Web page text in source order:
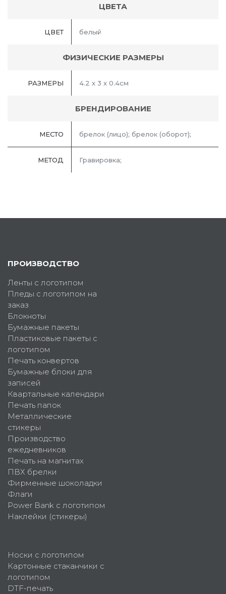
ЦВЕТА
ЦВЕТ белый
ФИЗИЧЕСКИЕ РАЗМЕРЫ
РАЗМЕРЫ 4.2 х 3 х 0.4см
БРЕНДИРОВАНИЕ
МЕСТО брелок (лицо); брелок (оборот);
МЕТОД Гравировка;
ПРОИЗВОДСТВО
Ленты с логотипом
Пледы с логотипом на
заказ
Блокноты
Бумажные пакеты
Пластиковые пакеты с
логотипом
Печать конвертов
Бумажные блоки для
записей
Квартальные календари
Печать папок
Металлические
стикеры
Производство
ежедневников
Печать на магнитах
ПВХ брелки
Фирменные шоколадки
Флаги
Power Bank с логотипом
Наклейки (стикеры)
Носки с логотипом
Картонные стаканчики с
логотипом
DTF-печать